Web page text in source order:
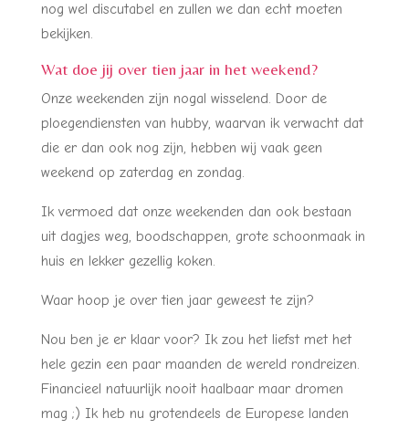
nog wel discutabel en zullen we dan echt moeten
bekijken.
Wat doe jij over tien jaar in het weekend?
Onze weekenden zijn nogal wisselend. Door de
ploegendiensten van hubby, waarvan ik verwacht dat
die er dan ook nog zijn, hebben wij vaak geen
weekend op zaterdag en zondag.
Ik vermoed dat onze weekenden dan ook bestaan
uit dagjes weg, boodschappen, grote schoonmaak in
huis en lekker gezellig koken.
Waar hoop je over tien jaar geweest te zijn?
Nou ben je er klaar voor? Ik zou het liefst met het
hele gezin een paar maanden de wereld rondreizen.
Financieel natuurlijk nooit haalbaar maar dromen
mag ;) Ik heb nu grotendeels de Europese landen